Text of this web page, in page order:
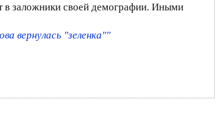
в заложники своей демографии. Иными
вернулась "зеленка""